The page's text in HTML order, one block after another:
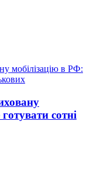
сотні